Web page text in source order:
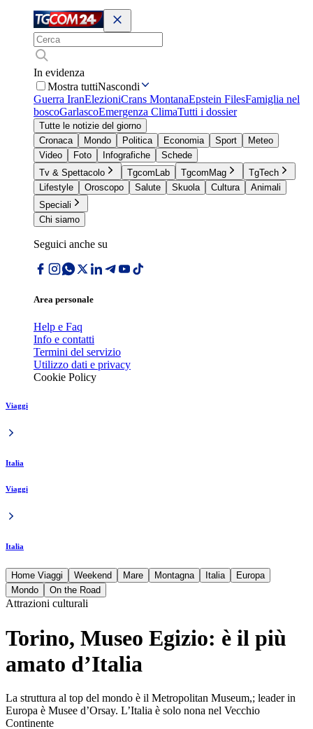
In evidenza
Mostra tuttiNascondi
Guerra IranElezioniCrans MontanaEpstein FilesFamiglia nel
boscoGarlascoEmergenza ClimaTutti i dossier
Tutte le notizie del giorno
Cronaca
Mondo Politica Economia Sport
Meteo
Video
Foto Infografiche
Schede
Tv & Spettacolo
TgcomLab TgcomMag
TgTech
Lifestyle
Oroscopo Salute Skuola Cultura
Animali
Speciali
Chi siamo
Seguici anche su
Area personale
Help e Faq
Info e contatti
Termini del servizio
Utilizzo dati e privacy
Cookie Policy
Viaggi
Italia
Viaggi
Italia
Home Viaggi Weekend Mare Montagna Italia
Europa
Mondo
On the Road
Attrazioni culturali
Torino, Museo Egizio: è il più
amato d’Italia
La struttura al top del mondo è il Metropolitan Museum,; leader in
Europa è Musee d’Orsay. L’Italia è solo nona nel Vecchio
Continente